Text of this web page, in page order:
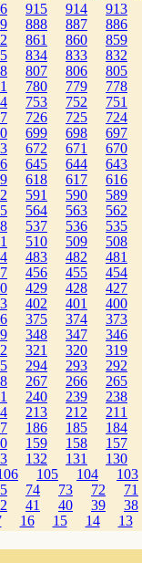
915 914 913
888 887 886
861 860 859
834 833 832
807 806 805
780 779 778
753 752 751
726 725 724
699 698 697
672 671 670
645 644 643
618 617 616
591 590 589
564 563 562
537 536 535
510 509 508
483 482 481
456 455 454
429 428 427
402 401 400
375 374 373
348 347 346
321 320 319
294 293 292
267 266 265
240 239 238
213 212 211
186 185 184
159 158 157
132 131 130
105 104 103
74 73 72 71
41 40 39 38
16 15 14 13